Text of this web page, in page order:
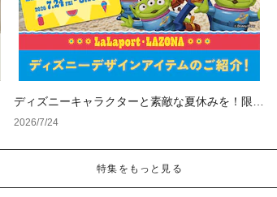
ディズニーキャラクターと素敵な夏休みを！限定
&人気アイテム特集
2026/7/24
特集をもっと見る